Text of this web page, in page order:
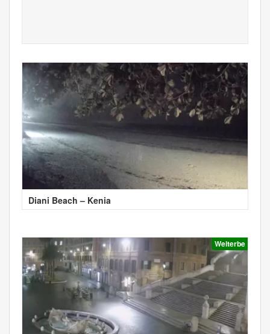
Diani Beach – Kenia
Welterbe